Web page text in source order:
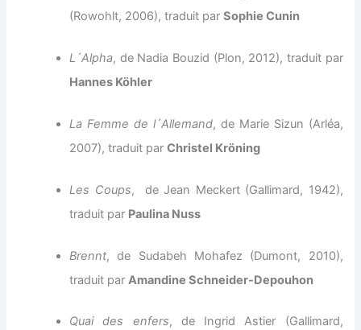
(Rowohlt, 2006), traduit parSophie Cunin
L´Alpha, de Nadia Bouzid (Plon, 2012), traduit par
Hannes Köhler
La Femme de l´Allemand, de Marie Sizun (Arléa,
2007), traduit parChristel Kröning
Les Coups, de Jean Meckert (Gallimard, 1942),
traduit par Paulina Nuss
Brennt, de Sudabeh Mohafez (Dumont, 2010),
traduit par Amandine Schneider-Depouhon
Quai des enfers, de Ingrid Astier (Gallimard,